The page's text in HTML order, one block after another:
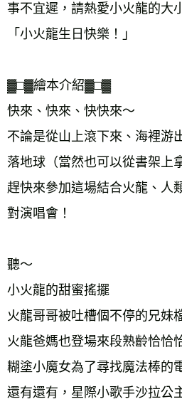
事不宜遲，請熱愛小火龍的大
「小火龍生日快樂！」
▓□▓繪本介紹▓□▓
快來、快來、快快來～
不論是從山上滾下來、海裡游
落地球（當然也可以從書架上
趕快來參加這場結合火龍、人
對演唱會！
聽～
小火龍的甜蜜搖擺
火龍哥哥被吐槽個不停的兄妹
火龍爸媽也登場來段熟齡恰恰
糊塗小魔女為了尋找魔法棒的
還有還有，星際小歌手沙拉公